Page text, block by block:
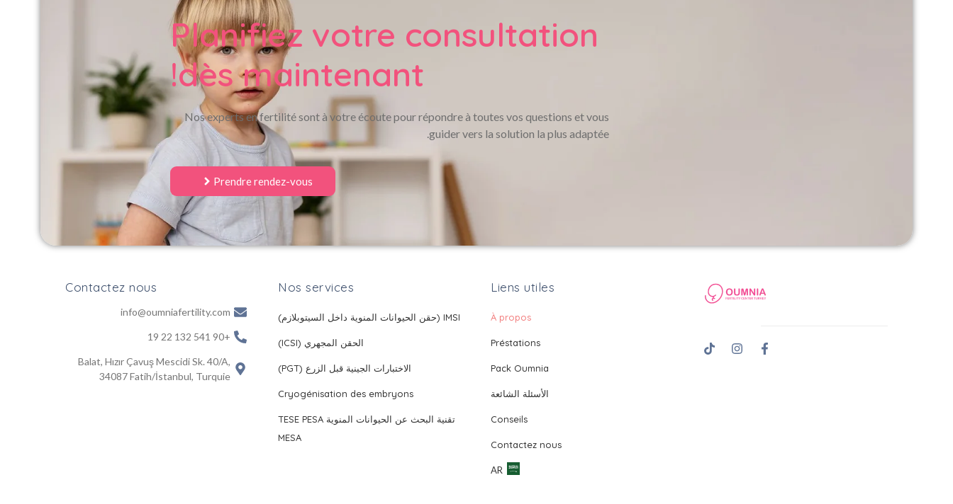
Planifiez votre consultation
dès maintenant!
Nos experts en fertilité sont à votre écoute pour répondre à toutes vos questions et vous
guider vers la solution la plus adaptée.
Prendre rendez-vous
Liens utiles
À propos
Préstations
Pack Oumnia
الأسئلة الشائعة
Conseils
Contactez nous
AR
Nos services
IMSI (حقن الحيوانات المنوية داخل السيتوبلازم)
الحقن المجهري (ICSI)
الاختبارات الجينية قبل الزرع (PGT)
Cryogénisation des embryons
تقنية البحث عن الحيوانات المنوية TESE PESA
MESA
Contactez nous
info@oumniafertility.com
+90 541 132 22 19
Balat, Hızır Çavuş Mescidi Sk. 40/A,
34087 Fatih/İstanbul, Turquie